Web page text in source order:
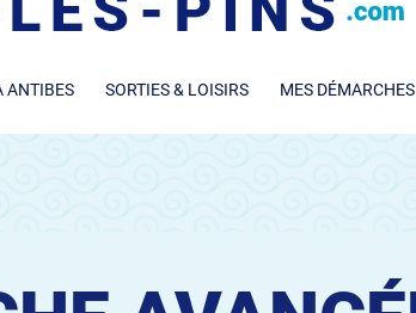
ANTIBES SORTIES & LOISIRS MES DÉMARCHES